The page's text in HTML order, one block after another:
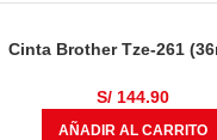
Cinta Brother Tze-261
S/ 144.90
AÑADIR AL CARRITO